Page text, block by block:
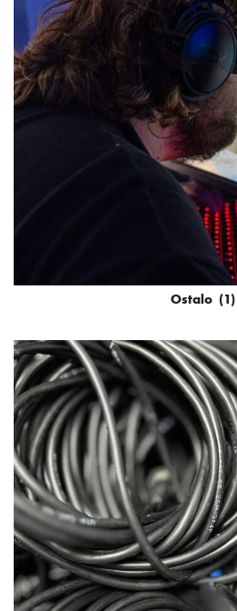
Ostalo (1)